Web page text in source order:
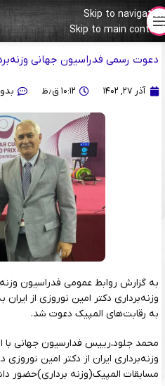
Skip to navigation
Skip to main content
دکتر امین نوروزی المپیکی شد
دعوت رسمی فدراسیون جهانی
آذر ۲۷, ۱۴۰۲ ۱۰:۱۲ ق٫ظ
به گزارش روابط عمومی فدراسیون
وزنه‌برداری دکتر امین نوروزی از
به رقابت‌های المپیک دعوت شد.
محمد جلود،رییس فدارسیون جهانی با
وزنه‌برداری ایران از دکتر امین
مسابقات المپیک(وزنه برداری)حضور